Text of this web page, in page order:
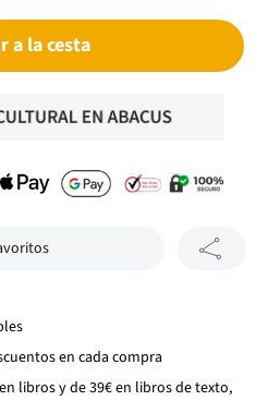
a la cesta
en cada compra
libros y de 39€ en libros de texto,